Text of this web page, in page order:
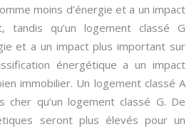
moins d’énergie et a un impact
tandis qu’un logement classé G
et a un impact plus important sur
énergétique a un impact
immobilier. Un logement classé A
cher qu’un logement classé G. De
seront plus élevés pour un